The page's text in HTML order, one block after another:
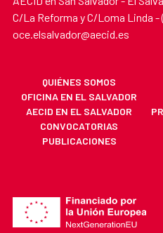
C/La Reforma y C/Loma Linda -
oce.elsalvador@aecid.es
QUIÉNES SOMOS
OFICINA EN EL SALVADOR
AECID EN EL SALVADOR
CONVOCATORIAS
PUBLICACIONES